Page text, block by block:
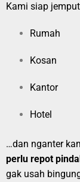
Kami siap
Rumah
Kosan
Kantor
Hotel
…dan nganter
perlu repot
gak usah